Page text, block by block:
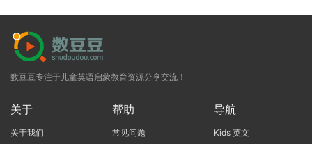
数豆豆专注于儿童英语启蒙教育资源分享交流！
关于
关于我们
帮助
常见问题
导航
Kids 英文